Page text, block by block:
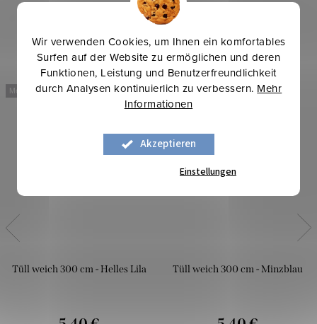
Wir verwenden Cookies, um Ihnen ein komfortables
Surfen auf der Website zu ermöglichen und deren
Funktionen, Leistung und Benutzerfreundlichkeit
durch Analysen kontinuierlich zu verbessern. Mehr
Informationen
Akzeptieren
Einstellungen
Mehr für weniger
Tüll weich 300 cm - Helles Lila
Mehr für weniger
Tüll weich 300 cm - Minzblau